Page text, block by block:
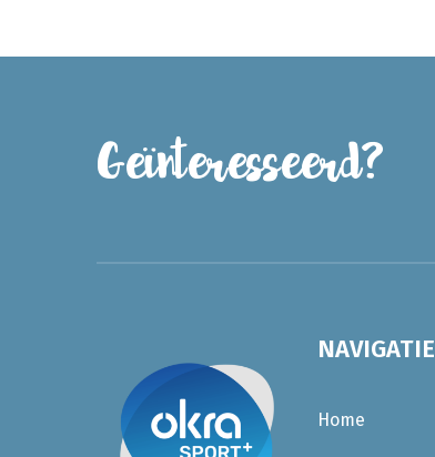
Geïnteresseerd?
NAVIGATIE
Home